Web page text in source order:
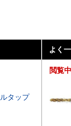
タップ
よく
閲覧